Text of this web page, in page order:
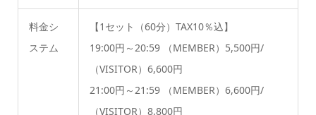
料金シ
ステム
【1セット（60分）TAX10％込】
19:00円～20:59 （MEMBER）5,500円/
（VISITOR）6,600円
21:00円～21:59 （MEMBER）6,600円/
（VISITOR）8,800円